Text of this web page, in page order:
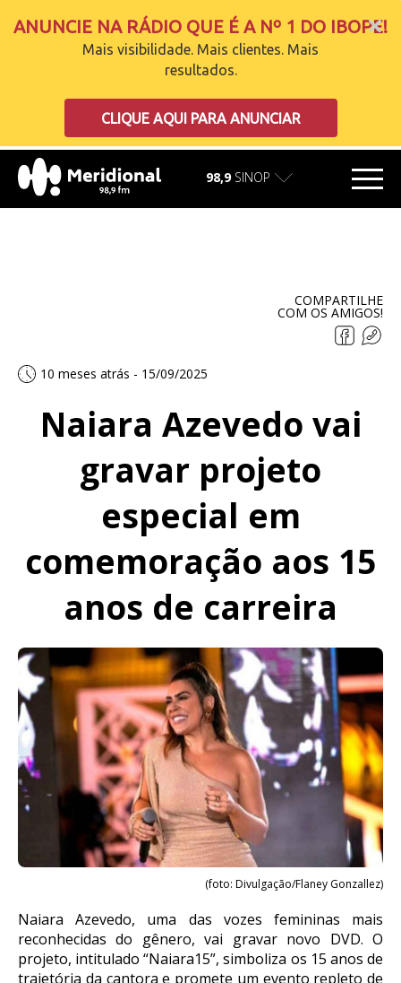
ANUNCIE NA RÁDIO QUE É A Nº 1 DO IBOPE!
Mais visibilidade. Mais clientes. Mais
resultados.
CLIQUE AQUI PARA ANUNCIAR
98,9 SINOP
COMPARTILHE
COM OS AMIGOS!
10 meses atrás - 15/09/2025
Naiara Azevedo vai
gravar projeto
especial em
comemoração aos 15
anos de carreira
(foto: Divulgação/Flaney Gonzallez)
Naiara Azevedo, uma das vozes femininas mais
reconhecidas do gênero, vai gravar novo DVD. O
projeto, intitulado “Naiara15”, simboliza os 15 anos de
trajetória da cantora e promete um evento repleto de